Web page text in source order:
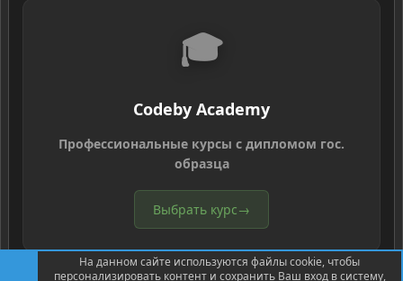
🎓
Codeby Academy
Профессиональные курсы с дипломом гос.
образца
Выбрать курс→
На данном сайте используются файлы cookie, чтобы
персонализировать контент и сохранить Ваш вход в систему,